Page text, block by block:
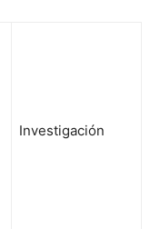
Investigación